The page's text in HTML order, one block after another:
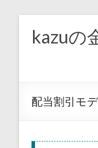
kazuの
配当割引モ